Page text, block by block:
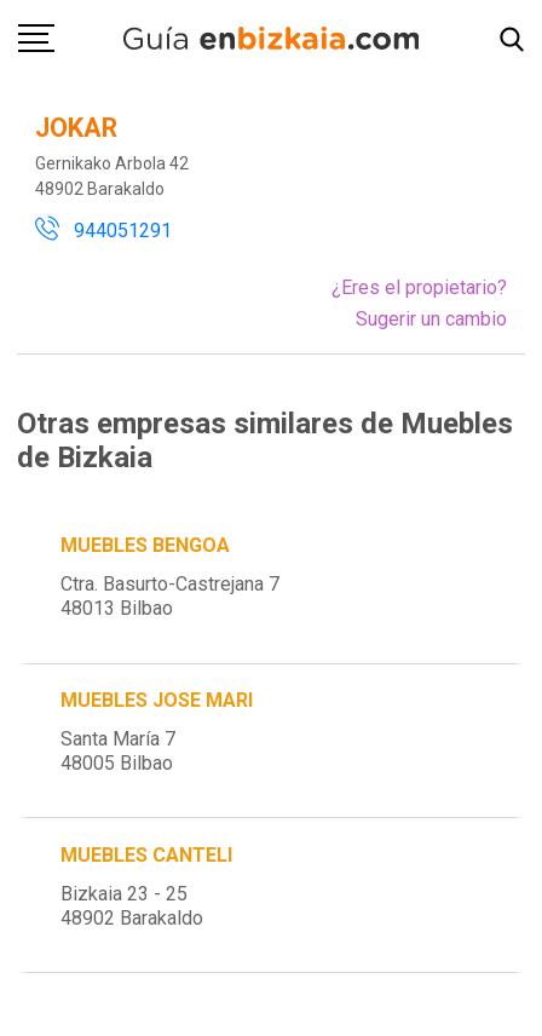
JOKAR
Gernikako Arbola 42
48902 Barakaldo
944051291
¿Eres el propietario?
Sugerir un cambio
Otras empresas similares de Muebles
de Bizkaia
MUEBLES BENGOA
Ctra. Basurto-Castrejana 7
48013 Bilbao
MUEBLES JOSE MARI
Santa María 7
48005 Bilbao
MUEBLES CANTELI
Bizkaia 23 - 25
48902 Barakaldo